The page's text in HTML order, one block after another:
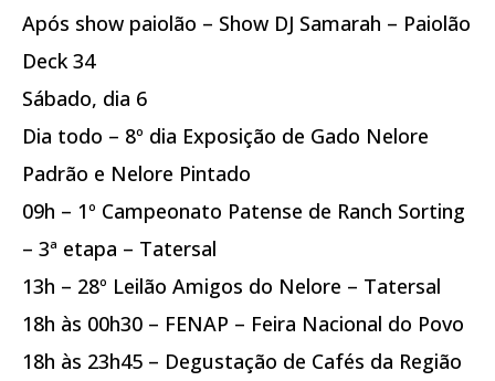
Após show paiolão – Show DJ Samarah – Paiolão
Deck 34
Sábado, dia 6
Dia todo – 8º dia Exposição de Gado Nelore
Padrão e Nelore Pintado
09h – 1º Campeonato Patense de Ranch Sorting
– 3ª etapa – Tatersal
13h – 28º Leilão Amigos do Nelore – Tatersal
18h às 00h30 – FENAP – Feira Nacional do Povo
18h às 23h45 – Degustação de Cafés da Região